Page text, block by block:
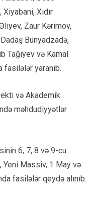
Xıdır
Zaur Kərimov,
Bünyadzadə,
Tağıyev və Kamal
fasilələr yaranıb.
və Akademik
məhdudiyyətlər
6, 7, 8 və 9-cu
Yeni Massiv, 1 May və
fasilələr qeydə alınıb.